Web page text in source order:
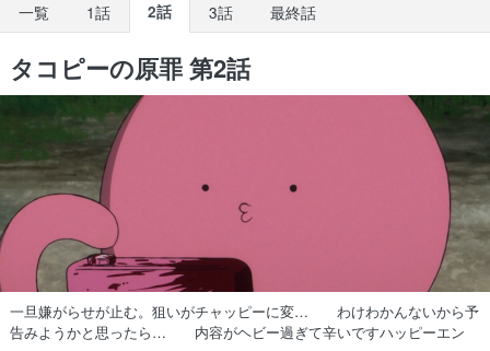
一覧 1話 2話 3話 最終話
タコピーの原罪 第2話
一旦嫌がらせが止む。狙いがチャッピーに変… わけわかんないから予
告みようかと思ったら… 内容がヘビー過ぎて辛いですハッピーエン